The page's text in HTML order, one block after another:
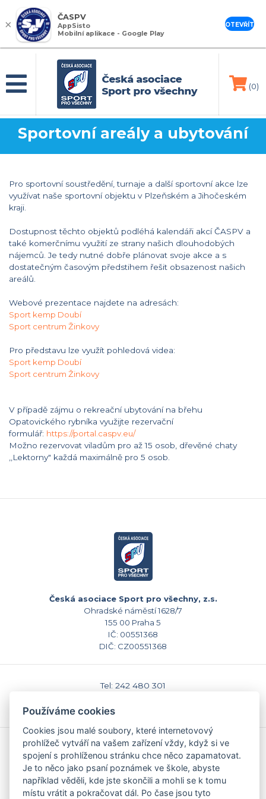
(0)
Sportovní areály a ubytování
Pro sportovní soustředění, turnaje a další sportovní akce lze
využívat naše sportovní objektu v Plzeňském a Jihočeském
kraji.
Dostupnost těchto objektů podléhá kalendáři akcí ČASPV a
také komerčnímu využití ze strany našich dlouhodobých
nájemců. Je tedy nutné dobře plánovat svoje akce a s
dostatečným časovým předstihem řešit obsazenost našich
areálů.
Webové prezentace najdete na adresách:
Sport kemp Doubí
Sport centrum Žinkovy
Pro představu lze využít pohledová videa:
Sport kemp Doubí
Sport centrum Žinkovy
V případě zájmu o rekreační ubytování na břehu
Opatovického rybníka využijte rezervační
formulář: https://portal.caspv.eu/
Možno rezervovat viladům pro až 15 osob, dřevěné chaty
,,Lektorny" každá maximálně pro 5 osob.
Česká asociace Sport pro všechny, z.s.
Ohradské náměstí 1628/7
155 00 Praha 5
IČ: 00551368
DIČ: CZ00551368
Tel: 242 480 301
www.caspv.cz
Kontakty
Domů
Napište nám
Facebook
Nastavení cookies
×
ČASPV
AppSisto
Mobilní aplikace - Google Play
OTEVŘÍT
Používáme cookies
Cookies jsou malé soubory, které internetovový
prohlížeč vytváří na vašem zařízení vždy, když si ve
spojení s prohlíženou stránku chce něco zapamatovat.
Je to něco jako psaní poznámek ve škole, abyste
například věděli, kde jste skončili a mohli se k tomu
místu vrátit a pokračovat dál. Po čase jsou tyto